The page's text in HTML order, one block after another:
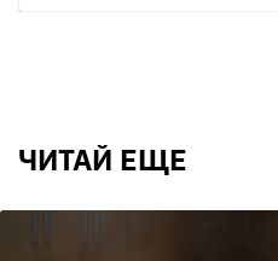
ЧИТАЙ ЕЩЕ